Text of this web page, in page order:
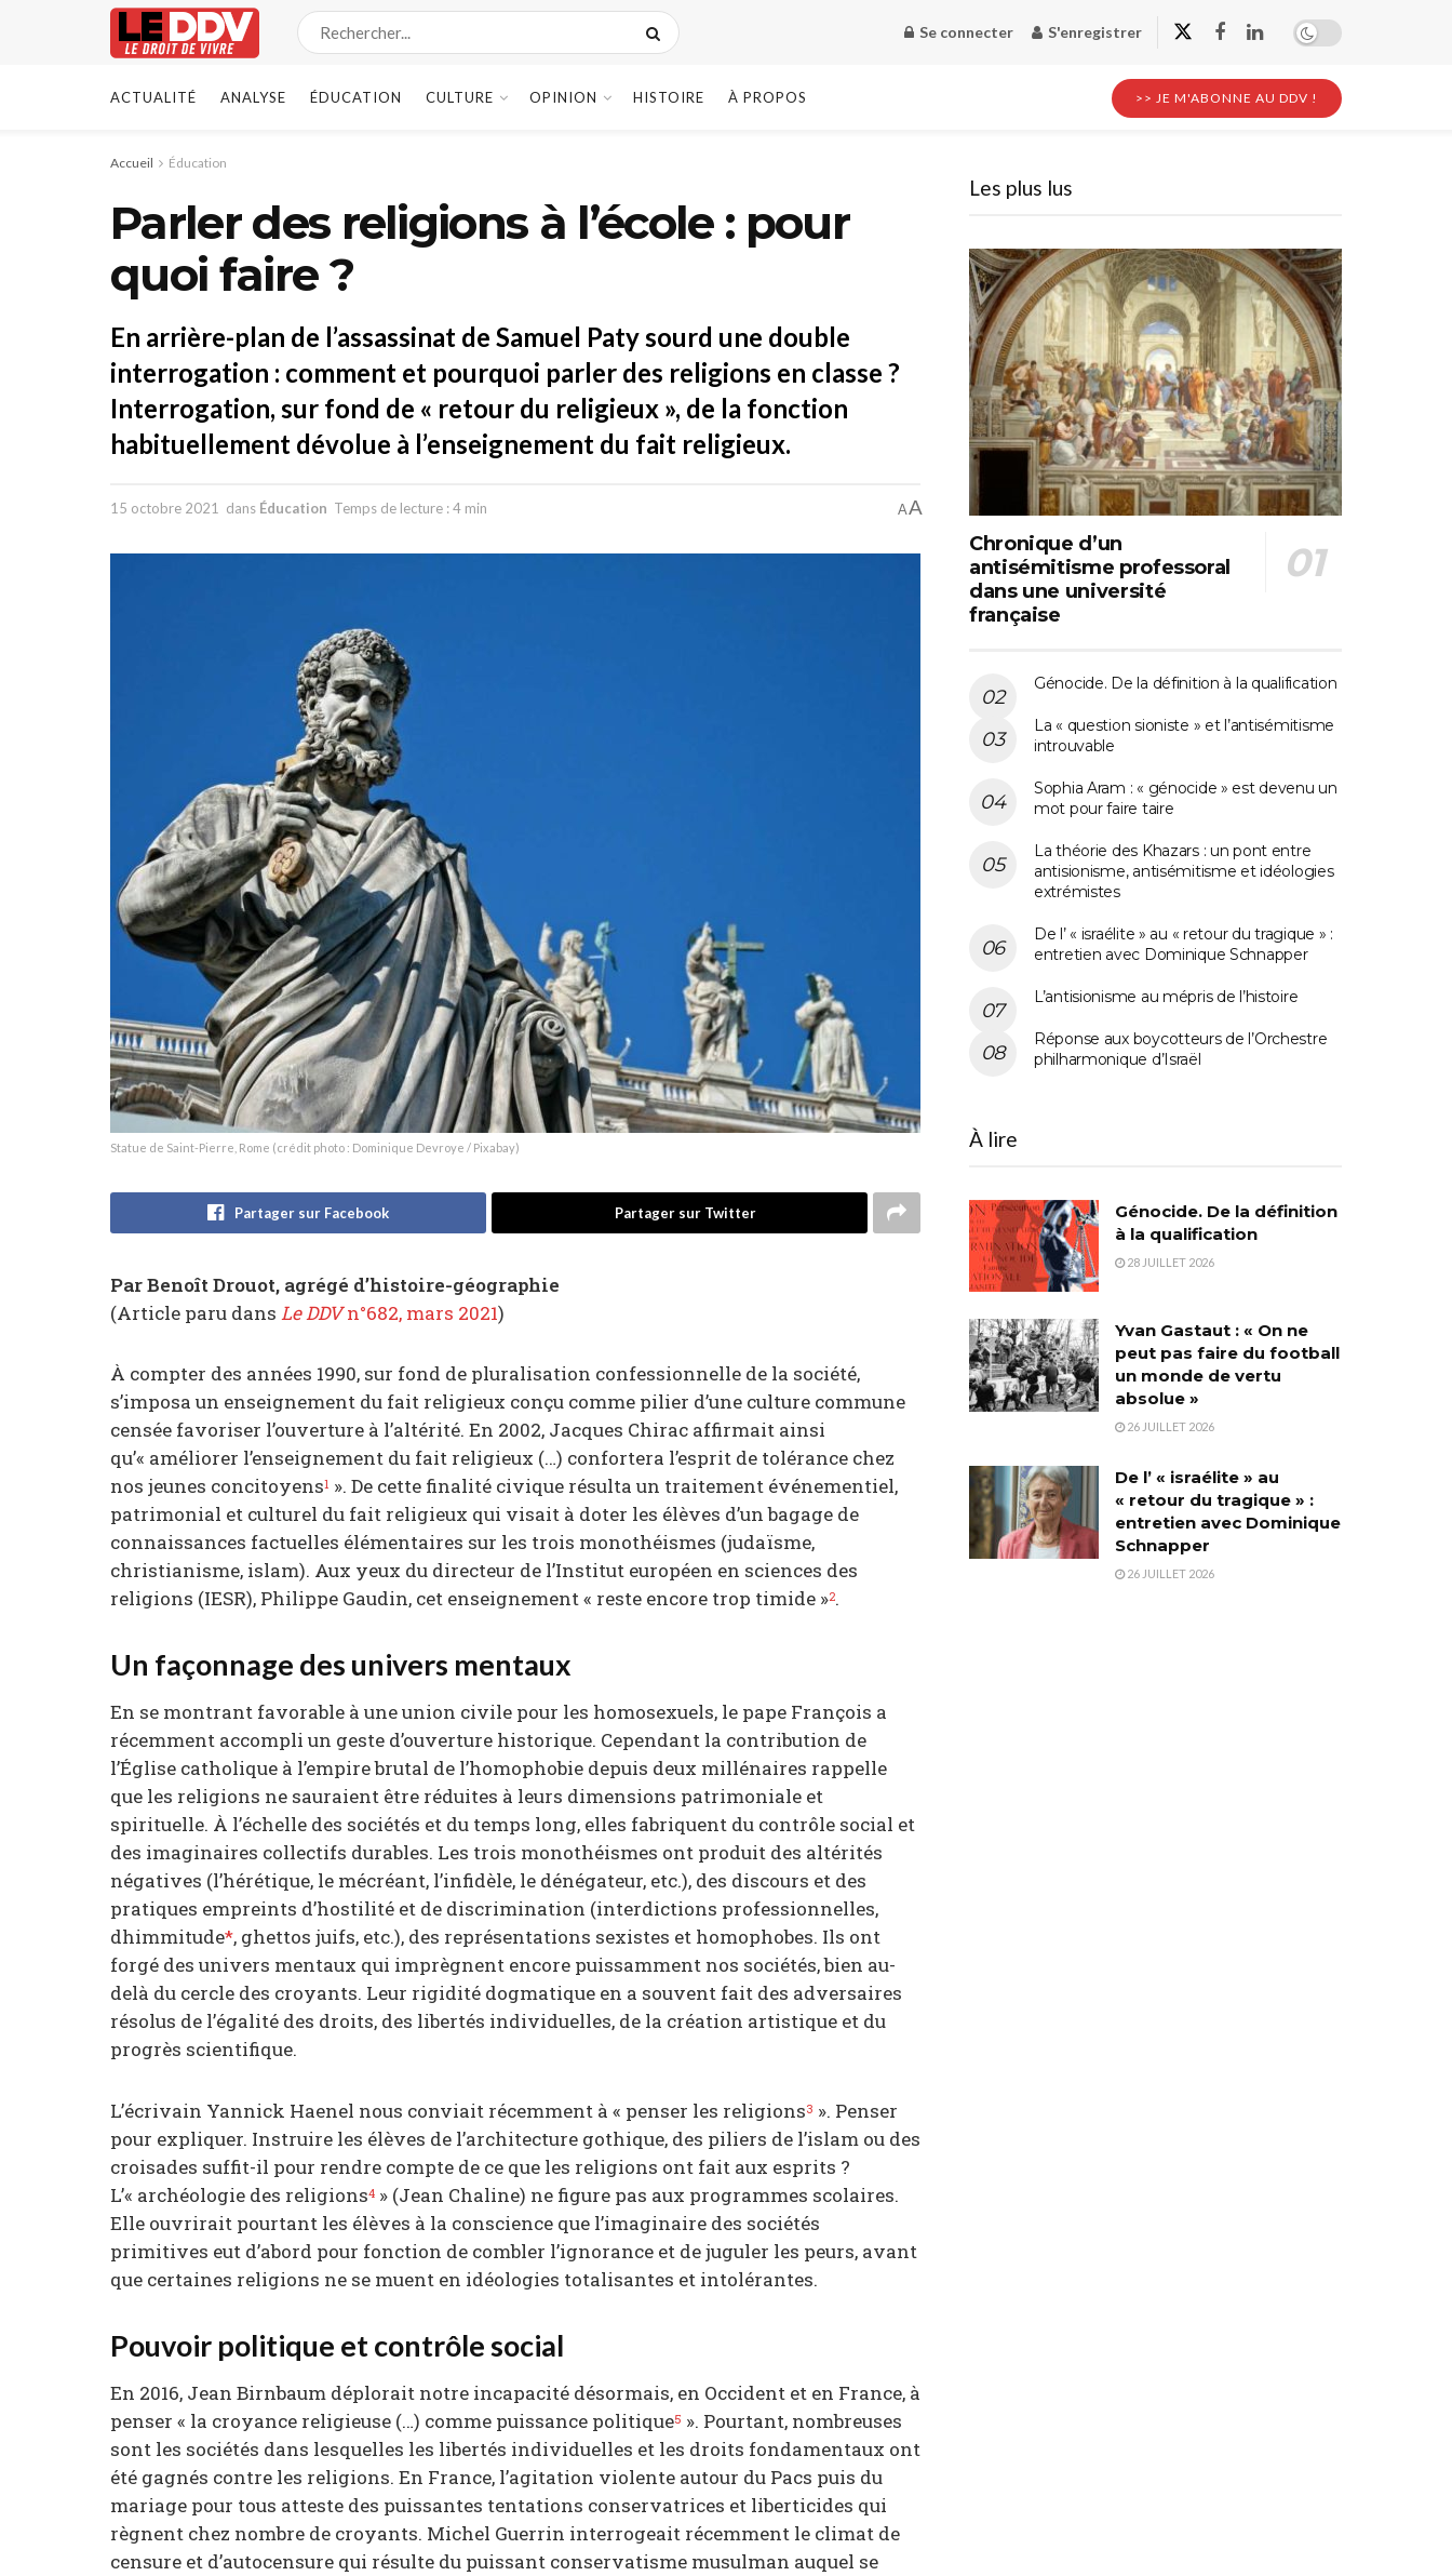
Se connecter S'enregistrer
ACTUALITÉ ANALYSE ÉDUCATION CULTURE OPINION HISTOIRE À PROPOS >> JE M'ABONNE AU DDV !
Accueil Éducation
Parler des religions à l’école : pour
quoi faire ?
En arrière-plan de l’assassinat de Samuel Paty sourd une double
interrogation : comment et pourquoi parler des religions en classe ?
Interrogation, sur fond de « retour du religieux », de la fonction
habituellement dévolue à l’enseignement du fait religieux.
15 octobre 2021 dans Éducation Temps de lecture : 4 min AA
Statue de Saint-Pierre, Rome (crédit photo : Dominique Devroye / Pixabay)
Partager sur Facebook Partager sur Twitter
Par Benoît Drouot, agrégé d’histoire-géographie
(Article paru dans Le DDVn°682, mars 2021)
À compter des années 1990, sur fond de pluralisation confessionnelle de la société,
s’imposa un enseignement du fait religieux conçu comme pilier d’une culture commune
censée favoriser l’ouverture à l’altérité. En 2002, Jacques Chirac affirmait ainsi
qu’« améliorer l’enseignement du fait religieux (…) confortera l’esprit de tolérance chez
nos jeunes concitoyens1 ». De cette finalité civique résulta un traitement événementiel,
patrimonial et culturel du fait religieux qui visait à doter les élèves d’un bagage de
connaissances factuelles élémentaires sur les trois monothéismes (judaïsme,
christianisme, islam). Aux yeux du directeur de l’Institut européen en sciences des
religions (IESR), Philippe Gaudin, cet enseignement « reste encore trop timide »2.
Un façonnage des univers mentaux
En se montrant favorable à une union civile pour les homosexuels, le pape François a
récemment accompli un geste d’ouverture historique. Cependant la contribution de
l’Église catholique à l’empire brutal de l’homophobie depuis deux millénaires rappelle
que les religions ne sauraient être réduites à leurs dimensions patrimoniale et
spirituelle. À l’échelle des sociétés et du temps long, elles fabriquent du contrôle social et
des imaginaires collectifs durables. Les trois monothéismes ont produit des altérités
négatives (l’hérétique, le mécréant, l’infidèle, le dénégateur, etc.), des discours et des
pratiques empreints d’hostilité et de discrimination (interdictions professionnelles,
dhimmitude*, ghettos juifs, etc.), des représentations sexistes et homophobes. Ils ont
forgé des univers mentaux qui imprègnent encore puissamment nos sociétés, bien au-
delà du cercle des croyants. Leur rigidité dogmatique en a souvent fait des adversaires
résolus de l’égalité des droits, des libertés individuelles, de la création artistique et du
progrès scientifique.
L’écrivain Yannick Haenel nous conviait récemment à « penser les religions3 ». Penser
pour expliquer. Instruire les élèves de l’architecture gothique, des piliers de l’islam ou des
croisades suffit-il pour rendre compte de ce que les religions ont fait aux esprits ?
L’« archéologie des religions4 » (Jean Chaline) ne figure pas aux programmes scolaires.
Elle ouvrirait pourtant les élèves à la conscience que l’imaginaire des sociétés
primitives eut d’abord pour fonction de combler l’ignorance et de juguler les peurs, avant
que certaines religions ne se muent en idéologies totalisantes et intolérantes.
Pouvoir politique et contrôle social
En 2016, Jean Birnbaum déplorait notre incapacité désormais, en Occident et en France, à
penser « la croyance religieuse (…) comme puissance politique5 ». Pourtant, nombreuses
sont les sociétés dans lesquelles les libertés individuelles et les droits fondamentaux ont
été gagnés contre les religions. En France, l’agitation violente autour du Pacs puis du
mariage pour tous atteste des puissantes tentations conservatrices et liberticides qui
règnent chez nombre de croyants. Michel Guerrin interrogeait récemment le climat de
censure et d’autocensure qui résulte du puissant conservatisme musulman auquel se
Les plus lus
Chronique d’un
antisémitisme professoral
dans une université
française
Génocide. De la définition à la qualification
La « question sioniste » et l’antisémitisme
introuvable
Sophia Aram : « génocide » est devenu un
mot pour faire taire
La théorie des Khazars : un pont entre
antisionisme, antisémitisme et idéologies
extrémistes
De l’ « israélite » au « retour du tragique » :
entretien avec Dominique Schnapper
L’antisionisme au mépris de l’histoire
Réponse aux boycotteurs de l’Orchestre
philharmonique d’Israël
À lire
Génocide. De la définition
à la qualification
28 JUILLET 2026
Yvan Gastaut : « On ne
peut pas faire du football
un monde de vertu
absolue »
26 JUILLET 2026
De l’ « israélite » au
« retour du tragique » :
entretien avec Dominique
Schnapper
26 JUILLET 2026